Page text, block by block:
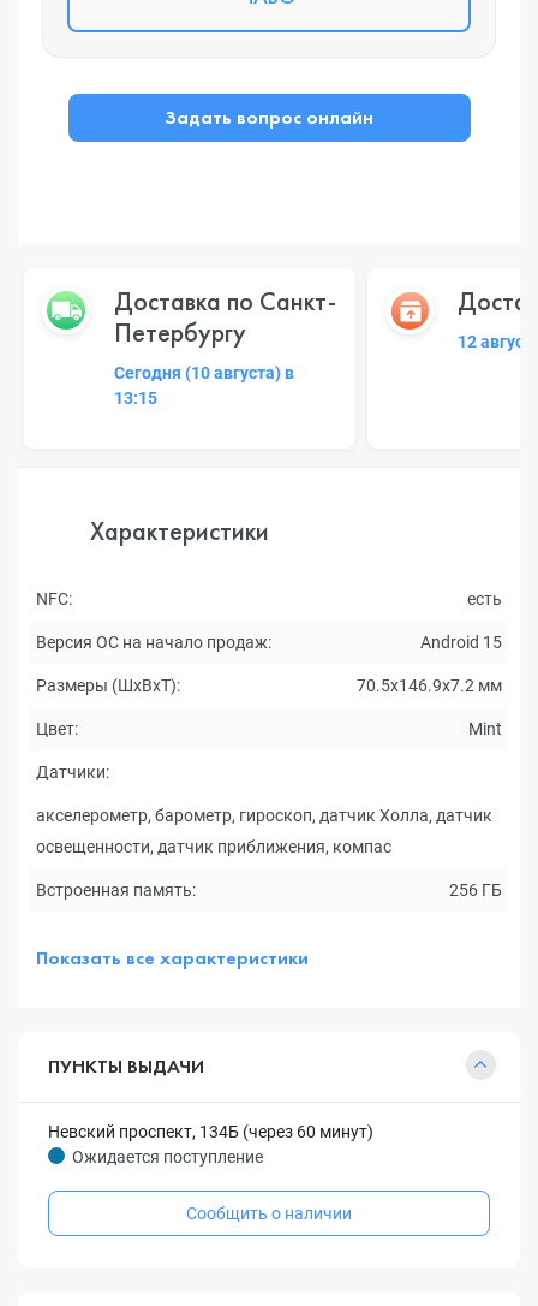
Задать вопрос онлайн
Доставка по Санкт-
Петербургу
Сегодня (10 августа) в
13:15
12
Характеристики
NFC: есть
Версия ОС на начало продаж: Android 15
Размеры (ШxВxТ): 70.5x146.9x7.2 мм
Цвет: Mint
Датчики:
акселерометр, барометр, гироскоп, датчик Холла, датчик
освещенности, датчик приближения, компас
Встроенная память: 256 ГБ
Показать все характеристики
ПУНКТЫ ВЫДАЧИ
Невский проспект, 134Б (через 60 минут)
Ожидается поступление
Сообщить о наличии